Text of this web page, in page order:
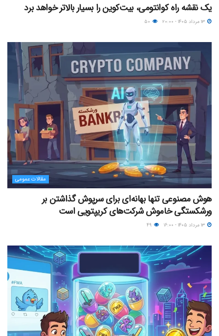
یک نقشه راه کوانتومی، بیت‌کوین را بسیار بالاتر خواهد برد
مقالات عمومی
هوش مصنوعی تنها بهانه‌ای برای سرپوش گذاشتن بر
ورشکستگی خاموش شرکت‌های کریپتویی است